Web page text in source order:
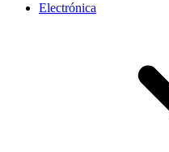
Electrónica